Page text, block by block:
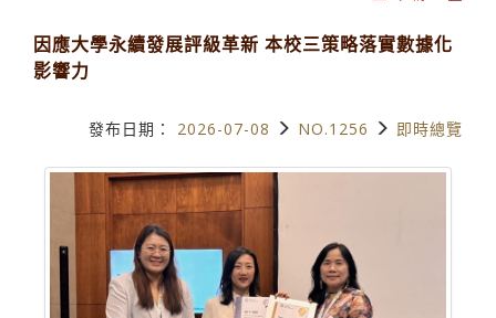
因應大學永續發展評級革新 本校三策略落實數據化
影響力
發布日期： 2026-07-08 NO.1256 即時總覽